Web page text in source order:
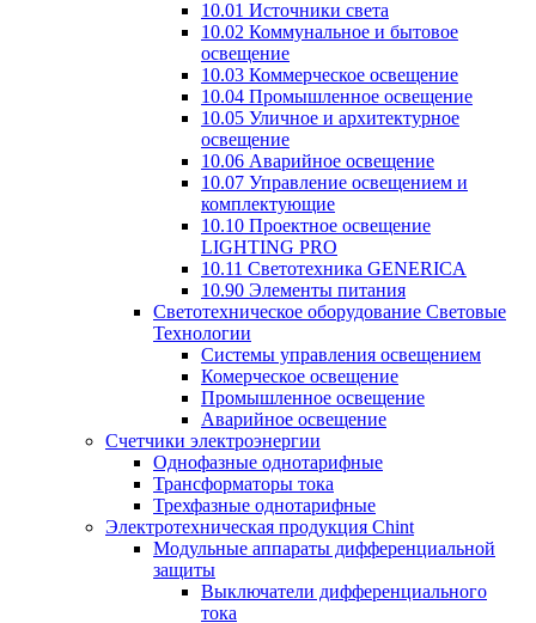
10.01 Источники света
10.02 Коммунальное и бытовое
освещение
10.03 Коммерческое освещение
10.04 Промышленное освещение
10.05 Уличное и архитектурное
освещение
10.06 Аварийное освещение
10.07 Управление освещением и
комплектующие
10.10 Проектное освещение
LIGHTING PRO
10.11 Светотехника GENERICA
10.90 Элементы питания
Светотехническое оборудование Световые
Технологии
Системы управления освещением
Комерческое освещение
Промышленное освещение
Аварийное освещение
Счетчики электроэнергии
Однофазные однотарифные
Трансформаторы тока
Трехфазные однотарифные
Электротехническая продукция Chint
Модульные аппараты дифференциальной
защиты
Выключатели дифференциального
тока